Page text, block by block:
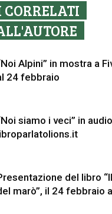
Alpini” in mostra a
24 febbraio
siamo i veci” in
del libro
marò”, il 24 febbraio